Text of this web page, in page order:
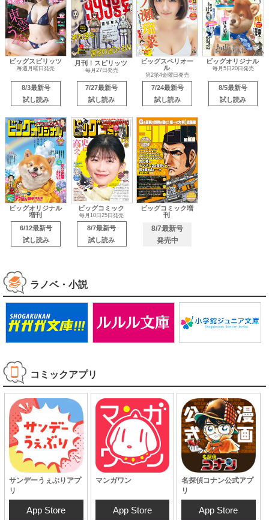
ビッグスピリッツ
毎週月曜日発売
8/3最新号
試し読み
月刊！スピリッツ
毎月27日発売
7/27最新号
試し読み
ビッグスペリオー
ル
第2第4金曜日発売
7/24最新号
試し読み
ビッグオリジナル
毎月5日20日発売
8/5最新号
試し読み
ビッグオリジナル
増刊
6/12最新号
試し読み
ビッグコミック
毎月10日25日発売
8/7最新号
試し読み
ビッグコミック増
刊
8/7最新号
発売中
ラノベ・小説
コミックアプリ
サンデーうぇぶりアプ
リ
App Store
マンガワン
App Store
名探偵コナン公式アプ
リ
App Store